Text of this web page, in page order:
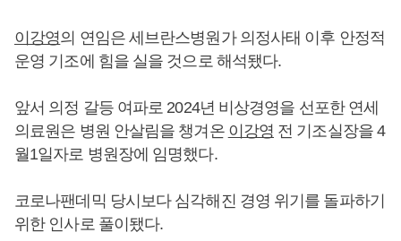
이강영의 연임은 세브란스병원가 의정사태 이후 안정적
운영 기조에 힘을 실을 것으로 해석됐다.
앞서 의정 갈등 여파로 2024년 비상경영을 선포한 연세
의료원은 병원 안살림을 챙겨온 이강영 전 기조실장을 4
월1일자로 병원장에 임명했다.
코로나팬데믹 당시보다 심각해진 경영 위기를 돌파하기
위한 인사로 풀이됐다.